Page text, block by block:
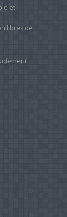
et
libres de